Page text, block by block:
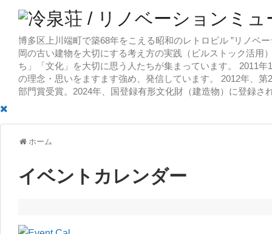
博多区上川端町で築68年をこえる昭和のレトロビル ”リノベ
岡の古い建物を大切にする考え方の実践（ビルストック活用
ち」「文化」を大切に思う人たちが集まっています。 2011
の理念・思いをますます強め、発信しています。 2012年、
部門賞受賞。2024年、国登録有形文化財（建造物）に登録さ
ホーム
イベントカレンダー